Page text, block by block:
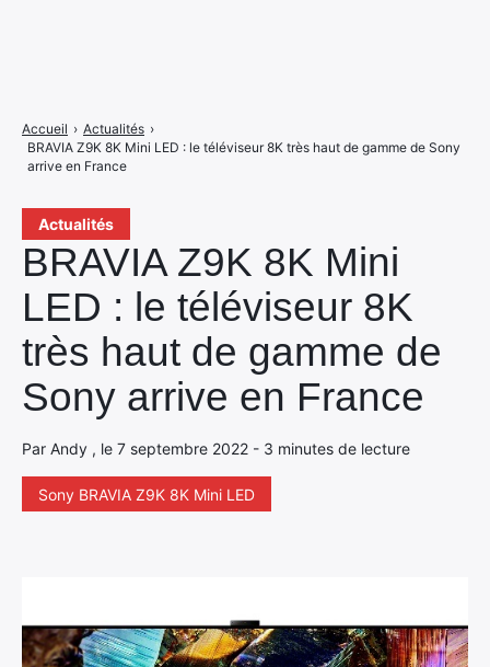
Actualités
BRAVIA Z9K 8K Mini
LED : le téléviseur 8K
très haut de gamme de
Sony arrive en France
Par Andy , le 7 septembre 2022 - 3 minutes de lecture
Sony BRAVIA Z9K 8K Mini LED
Accueil › Actualités ›
BRAVIA Z9K 8K Mini LED : le téléviseur 8K très haut de gamme de Sony
arrive en France